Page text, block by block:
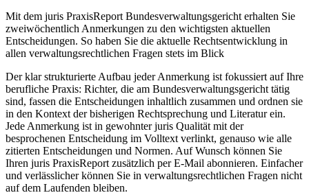
Mit dem juris PraxisReport Bundesverwaltungsgericht erhalten Sie
zweiwöchentlich Anmerkungen zu den wichtigsten aktuellen
Entscheidungen. So haben Sie die aktuelle Rechtsentwicklung in
allen verwaltungsrechtlichen Fragen stets im Blick
Der klar strukturierte Aufbau jeder Anmerkung ist fokussiert auf Ihre
berufliche Praxis: Richter, die am Bundesverwaltungsgericht tätig
sind, fassen die Entscheidungen inhaltlich zusammen und ordnen sie
in den Kontext der bisherigen Rechtsprechung und Literatur ein.
Jede Anmerkung ist in gewohnter juris Qualität mit der
besprochenen Entscheidung im Volltext verlinkt, genauso wie alle
zitierten Entscheidungen und Normen. Auf Wunsch können Sie
Ihren juris PraxisReport zusätzlich per E-Mail abonnieren. Einfacher
und verlässlicher können Sie in verwaltungsrechtlichen Fragen nicht
auf dem Laufenden bleiben.